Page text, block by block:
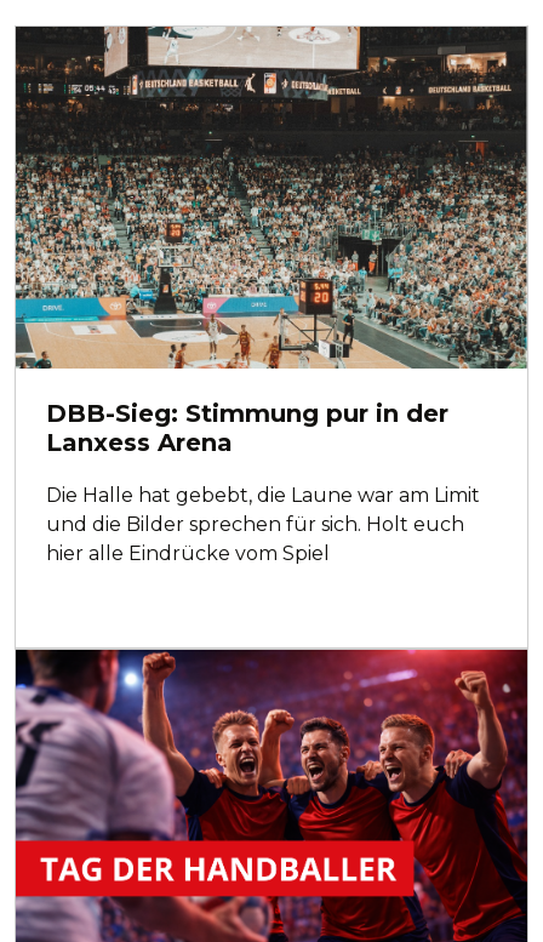
DBB-Sieg: Stimmung pur in der
Lanxess Arena
Die Halle hat gebebt, die Laune war am Limit
und die Bilder sprechen für sich. Holt euch
hier alle Eindrücke vom Spiel